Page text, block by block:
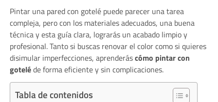
Pintar una pared con gotelé puede parecer una tarea
compleja, pero con los materiales adecuados, una buena
técnica y esta guía clara, lograrás un acabado limpio y
profesional. Tanto si buscas renovar el color como si quieres
disimular imperfecciones, aprenderáscómo pintar con
goteléde forma eficiente y sin complicaciones.
Tabla de contenidos